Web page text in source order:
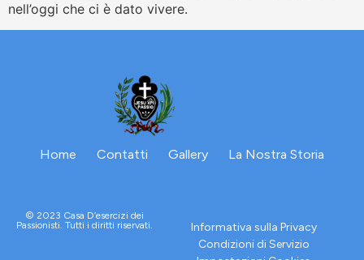
nell’oggi che ci è dato vivere.
Home Contatti Gallery La Nostra Storia
© 2023 Casa D’esercizi dei
Passionisti. Tutti i diritti riservati.
Informativa sulla Privacy
Condizioni di Servizio